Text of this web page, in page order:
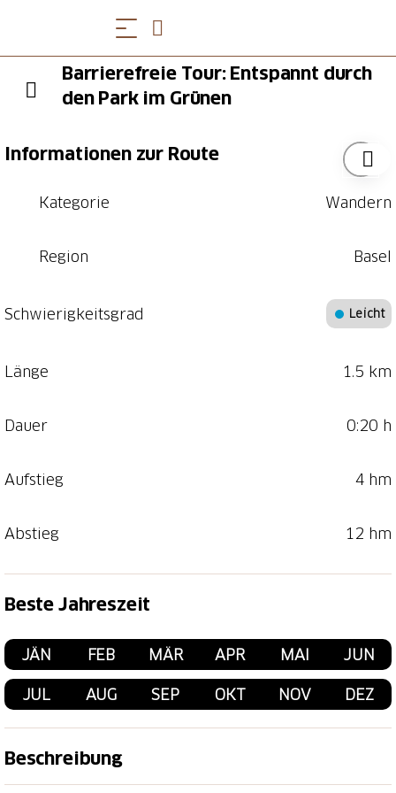
Barrierefreie Tour: Entspannt durch
den Park im Grünen
Informationen zur Route
Kategorie Wandern
Region Basel
Schwierigkeitsgrad Leicht
Länge 1.5 km
Dauer 0:20 h
Aufstieg 4 hm
Abstieg 12 hm
Beste Jahreszeit
JÄN FEB MÄR APR MAI JUN
JUL AUG SEP OKT NOV DEZ
Beschreibung